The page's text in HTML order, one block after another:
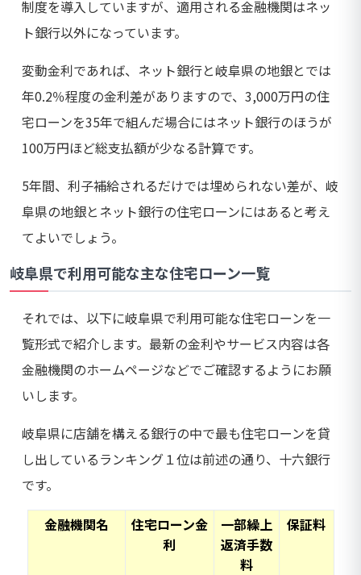
制度を導入していますが、適用される金融機関はネッ
ト銀行以外になっています。
変動金利であれば、ネット銀行と岐阜県の地銀とでは
年0.2％程度の金利差がありますので、3,000万円の住
宅ローンを35年で組んだ場合にはネット銀行のほうが
100万円ほど総支払額が少なる計算です。
5年間、利子補給されるだけでは埋められない差が、岐
阜県の地銀とネット銀行の住宅ローンにはあると考え
てよいでしょう。
岐阜県で利用可能な主な住宅ローン一覧
それでは、以下に岐阜県で利用可能な住宅ローンを一
覧形式で紹介します。最新の金利やサービス内容は各
金融機関のホームページなどでご確認するようにお願
いします。
岐阜県に店舗を構える銀行の中で最も住宅ローンを貸
し出しているランキング１位は前述の通り、十六銀行
です。
金融機関名
住宅ローン金
利
一部繰上
返済手数
料
保証料